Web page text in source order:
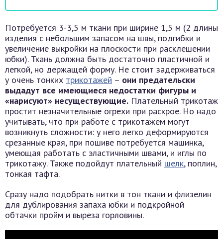
Потребуется 3-3,5 м ткани при ширине 1,5 м (2 длины
изделия с небольшим запасом на швы, подгибки и
увеличение выкройки на плоскости при расклешении
юбки). Ткань должна быть достаточно пластичной и
легкой, но держащей форму. Не стоит задерживаться
у очень тонких трикотажей – они предательски
выдадут все имеющиеся недостатки фигуры и
«нарисуют» несуществующие. Плательный трикотаж
простит незначительные огрехи при раскрое. Но надо
учитывать, что при работе с трикотажем могут
возникнуть сложности: у него легко деформируются
срезанные края, при пошиве потребуется машинка,
умеющая работать с эластичными швами, и иглы по
трикотажу. Также подойдут плательный шелк, поплин,
тонкая тафта.
Сразу надо подобрать нитки в тон ткани и флизелин
для дублирования запаха юбки и подкройной
обтачки пройм и выреза горловины.